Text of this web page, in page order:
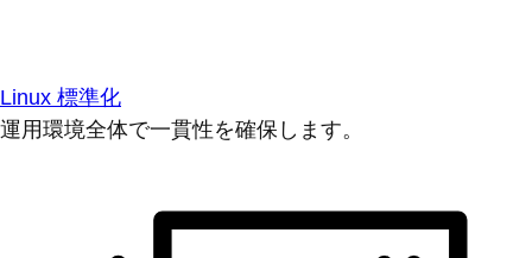
Linux 標準化
運用環境全体で一貫性を確保します。